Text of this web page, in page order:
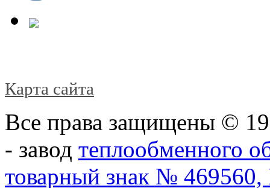
Карта сайта
Все права защищены ©
- завод теплообменного
товарный знак №